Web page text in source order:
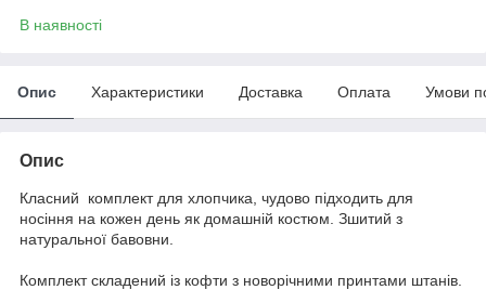
В наявності
Опис Характеристики Доставка Оплата Умови
Опис
Класний комплект для хлопчика, чудово підходить для
носіння на кожен день як домашній костюм. Зшитий з
натуральної бавовни.
Комплект складений із кофти з новорічними принтами штанів.